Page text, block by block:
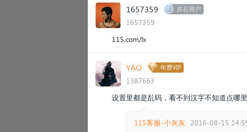
1657359 原石用户
1657359
115.com/lx
YAO 年费VIP
1387663
设置里都是乱码，看不到汉字不知道点哪里
115客服-小灰灰 2016-08-15